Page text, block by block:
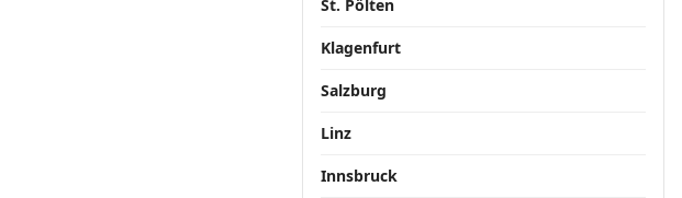
St. Pölten
Klagenfurt
Salzburg
Linz
Innsbruck